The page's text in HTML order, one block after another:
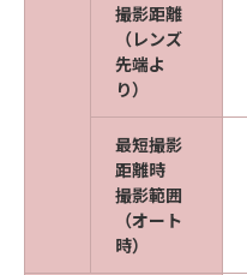
撮影距離
（レンズ
先端よ
り）
最短撮影
距離時
撮影範囲
（オート
時）